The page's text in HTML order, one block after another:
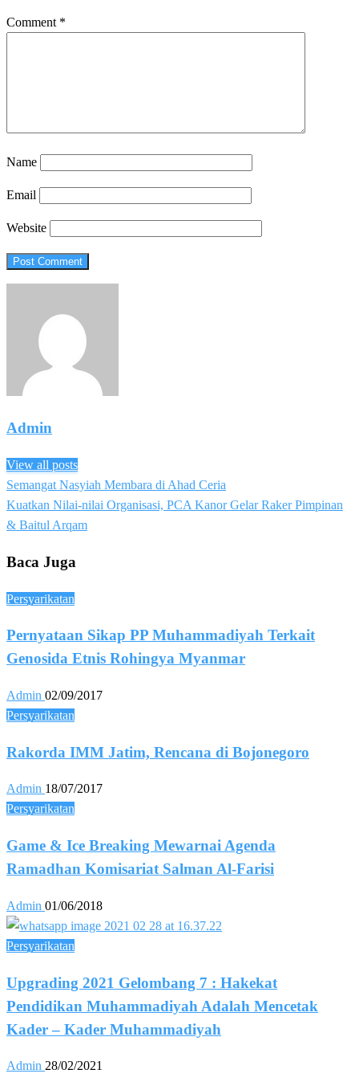
Comment *
Name
Email
Website
Admin
View all posts
Post
navigation
Previous
Post
Semangat Nasyiah Membara di Ahad Ceria
Next
Post
Kuatkan Nilai-nilai Organisasi, PCA Kanor Gelar Raker Pimpinan
& Baitul Arqam
Baca Juga
Persyarikatan
Pernyataan Sikap PP Muhammadiyah Terkait
Genosida Etnis Rohingya Myanmar
Admin 02/09/2017
Persyarikatan
Rakorda IMM Jatim, Rencana di Bojonegoro
Admin 18/07/2017
Persyarikatan
Game & Ice Breaking Mewarnai Agenda
Ramadhan Komisariat Salman Al-Farisi
Admin 01/06/2018
Persyarikatan
Upgrading 2021 Gelombang 7 : Hakekat
Pendidikan Muhammadiyah Adalah Mencetak
Kader – Kader Muhammadiyah
Admin 28/02/2021